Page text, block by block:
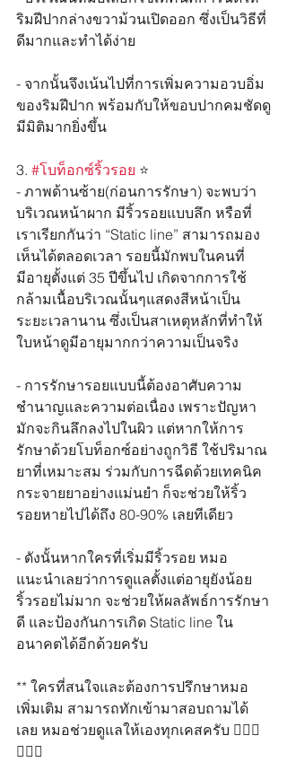
ริมฝีปากล่างขวาม้วนเปิดออก ซึ่งเป็นวิธีที่
ดีมากและทำได้ง่าย
- จากนั้นจึงเน้นไปที่การเพิ่มความอวบอิ่ม
ของริมฝีปาก พร้อมกับให้ขอบปากคมชัดดู
มีมิติมากยิ่งขึ้น
3. #โบท็อกซ์ริ้วรอย ⭐️
- ภาพด้านซ้าย(ก่อนการรักษา) จะพบว่า
บริเวณหน้าผาก มีริ้วรอยแบบลึก หรือที่
เราเรียกกันว่า “Static line” สามารถมอง
เห็นได้ตลอดเวลา รอยนี้มักพบในคนที่
มีอายุตั้งแต่ 35 ปีขึ้นไป เกิดจากการใช้
กล้ามเนื้อบริเวณนั้นๆแสดงสีหน้าเป็น
ระยะเวลานาน ซึ่งเป็นสาเหตุหลักที่ทำให้
ใบหน้าดูมีอายุมากกว่าความเป็นจริง
- การรักษารอยแบบนี้ต้องอาศับความ
ชำนาญและความต่อเนื่อง เพราะปัญหา
มักจะกินลึกลงไปในผิว แต่หากให้การ
รักษาด้วยโบท็อกซ์อย่างถูกวิธี ใช้ปริมาณ
ยาที่เหมาะสม ร่วมกับการฉีดด้วยเทคนิค
กระจายยาอย่างแม่นยำ ก็จะช่วยให้ริ้ว
รอยหายไปได้ถึง 80-90% เลยทีเดียว
- ดังนั้นหากใครที่เริ่มมีริ้วรอย หมอ
แนะนำเลยว่าการดูแลตั้งแต่อายุยังน้อย
ริ้วรอยไม่มาก จะช่วยให้ผลลัพธ์การรักษา
ดี และป้องกันการเกิด Static line ใน
อนาคตได้อีกด้วยครับ
** ใครที่สนใจและต้องการปรึกษาหมอ
เพิ่มเติม สามารถทักเข้ามาสอบถามได้
เลย หมอช่วยดูแลให้เองทุกเคสครับ 👩🏻‍⚕️
👨🏻‍⚕️